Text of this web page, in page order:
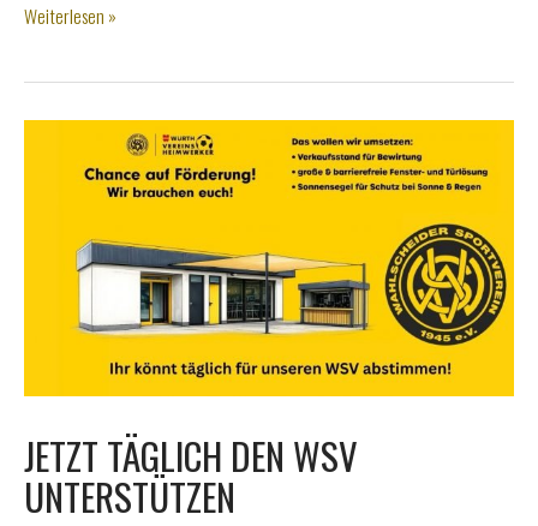
WSV
Weiterlesen »
JETZT TÄGLICH DEN WSV
UNTERSTÜTZEN